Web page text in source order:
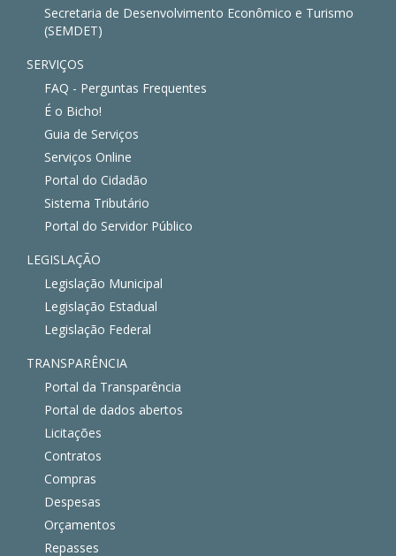
Secretaria de Desenvolvimento Econômico e Turismo
(SEMDET)
SERVIÇOS
FAQ - Perguntas Frequentes
É o Bicho!
Guia de Serviços
Serviços Online
Portal do Cidadão
Sistema Tributário
Portal do Servidor Público
LEGISLAÇÃO
Legislação Municipal
Legislação Estadual
Legislação Federal
TRANSPARÊNCIA
Portal da Transparência
Portal de dados abertos
Licitações
Contratos
Compras
Despesas
Orçamentos
Repasses